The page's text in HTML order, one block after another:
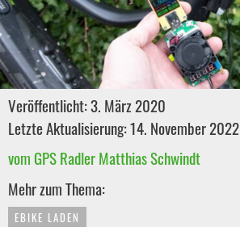
Veröffentlicht: 3. März 2020
Letzte Aktualisierung: 14. November 2022
vom GPS Radler Matthias Schwindt
Mehr zum Thema:
EBIKE LADEN